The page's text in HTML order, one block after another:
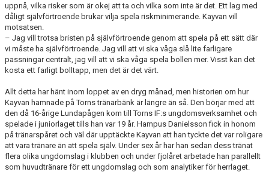
uppnå, vilka risker som är okej att ta och vilka som inte är det. Ett lag med
dåligt självförtroende brukar vilja spela riskminimerande. Kayvan vill
motsatsen.
– Jag vill trotsa bristen på självförtroende genom att spela på ett sätt där
vi måste ha självförtroende. Jag vill att vi ska våga slå lite farligare
passningar centralt, jag vill att vi ska våga spela bollen mer. Visst kan det
kosta ett farligt bolltapp, men det är det värt.
Allt detta har hänt inom loppet av en dryg månad, men historien om hur
Kayvan hamnade på Torns tränarbänk är längre än så. Den börjar med att
den då 16-årige Lundapågen kom till Torns IF:s ungdomsverksamhet och
spelade i juniorlaget tills han var 19 år. Hampus Danielsson fick in honom
på tränarspåret och väl där upptäckte Kayvan att han tyckte det var roligare
att vara tränare än att spela själv. Under sex år har han sedan dess tränat
flera olika ungdomslag i klubben och under fjolåret arbetade han parallellt
som huvudtränare för ett ungdomslag och som analytiker för herrlaget.